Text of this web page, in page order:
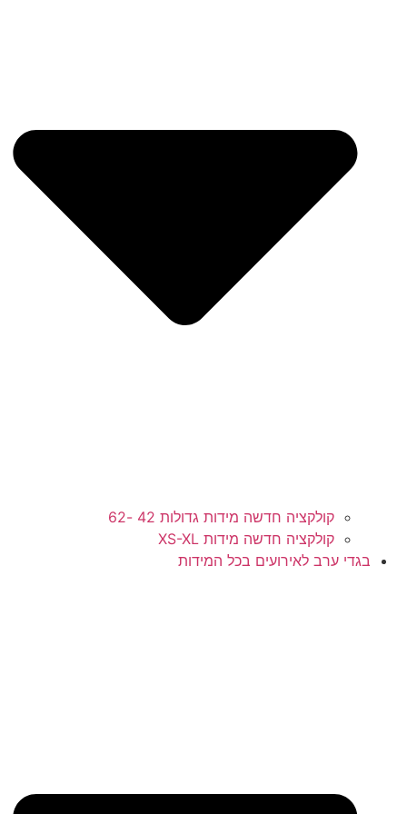
קולקציה חדשה מידות גדולות 42 -62
קולקציה חדשה מידות XS-XL
ערב לאירועים בכל המידות